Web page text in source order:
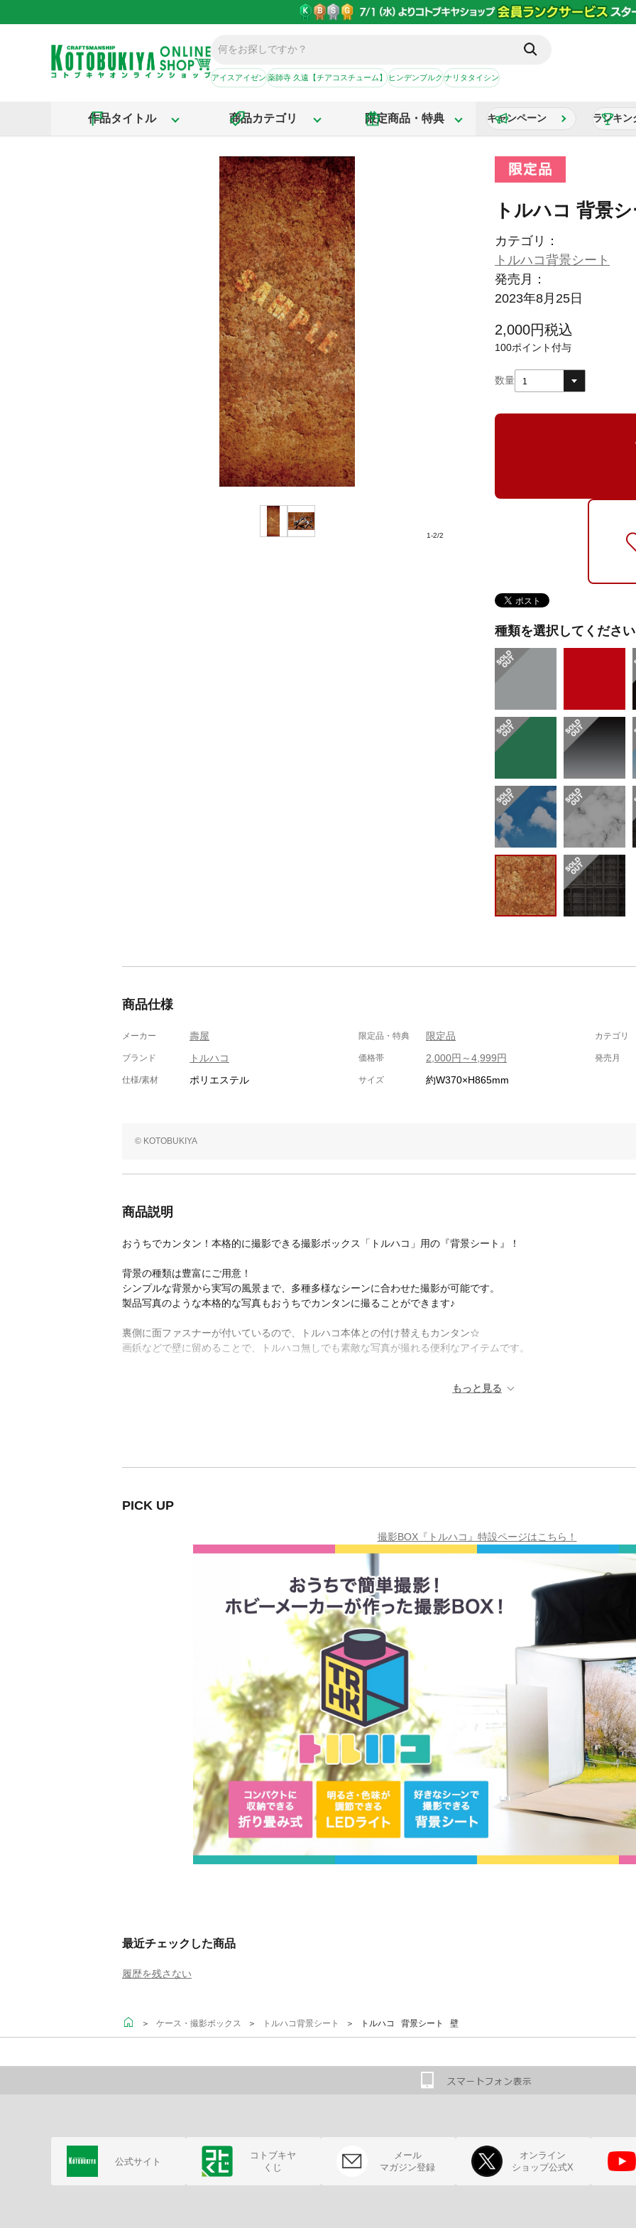
アイスアイゼン薬師寺 久遠【チアコスチューム】ヒンデンブルクナリタタイシン
作品タイトル 商品カテゴリ 限定商品・特典 キャンペーン ランキン
1-2/2
トルハコ 背景
カテゴリ：
トルハコ背景シート
発売月：
2023年8月25日
2,000円税込
100ポイント付与
数量 1
種類を選択してください
商品仕様
メーカー 壽屋 限定品・特典 限定品 カテゴリ
ブランド トルハコ 価格帯 2,000円～4,999円 発売月
仕様/素材 ポリエステル サイズ 約W370×H865mm
© KOTOBUKIYA
商品説明
おうちでカンタン！本格的に撮影できる撮影ボックス「トルハコ」用の『背景シート』！
背景の種類は豊富にご用意！
シンプルな背景から実写の風景まで、多種多様なシーンに合わせた撮影が可能です。
製品写真のような本格的な写真もおうちでカンタンに撮ることができます♪
裏側に面ファスナーが付いているので、トルハコ本体との付け替えもカンタン☆
画鋲などで壁に留めることで、トルハコ無しでも素敵な写真が撮れる便利なアイテムです。
PICK UP
撮影BOX『トルハコ』特設ページはこちら！
最近チェックした商品
履歴を残さない
＞ ケース・撮影ボックス ＞ トルハコ背景シート ＞ トルハコ 背景シート 壁
公式サイト
コトブキヤ
くじ
メール
マガジン登録
オンライン
ショップ公式X